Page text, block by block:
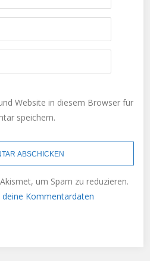
Website in diesem Browser für
speichern.
um Spam zu reduzieren.
Kommentardaten